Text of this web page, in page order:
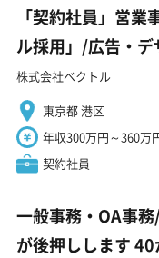
「契約社員」営
ル採用」/広告・
株式会社ベクトル
東京都 港区
年収300万円～360万
契約社員
一般事務・OA事
が後押しします